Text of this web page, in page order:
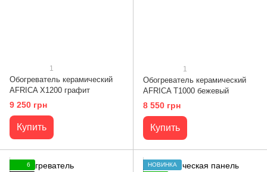
1
Обогреватель керамический
AFRICA X1200 графит
9 250 грн
Купить
1
Обогреватель керамический
AFRICA Т1000 бежевый
8 550 грн
Купить
6
НОВИНКА